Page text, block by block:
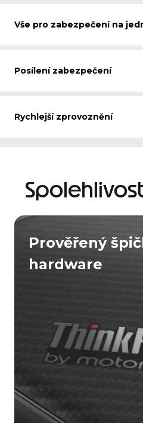
Vše pro zabezpečení na
Posílení zabezpečení
Rychlejší zprovoznění
Prověřený
hardware